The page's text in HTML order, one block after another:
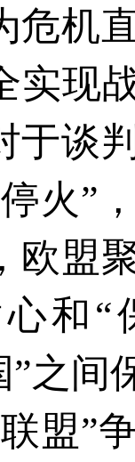
危机
实现
于谈
火”
欧盟
和
”之间
盟”